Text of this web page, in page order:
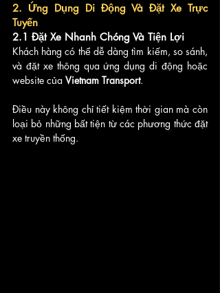
2. Ứng Dụng Di Động Và Đặt Xe Trực
Tuyến
2.1 Đặt Xe Nhanh Chóng Và Tiện Lợi
Khách hàng có thể dễ dàng tìm kiếm, so sánh,
và đặt xe thông qua ứng dụng di động hoặc
website của Vietnam Transport.
Điều này không chỉ tiết kiệm thời gian mà còn
loại bỏ những bất tiện từ các phương thức đặt
xe truyền thống.